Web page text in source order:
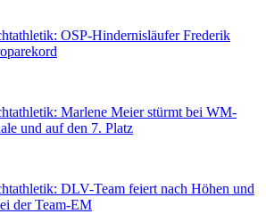
OSP-Hindernisläufer Frederik
Marlene Meier stürmt bei WM-
und auf den 7. Platz
DLV-Team feiert nach Höhen und
der Team-EM